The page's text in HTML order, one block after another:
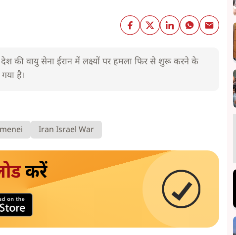
की वायु सेना ईरान में लक्ष्यों पर हमला फिर से शुरू करने के
है।
Iran Israel War
करें